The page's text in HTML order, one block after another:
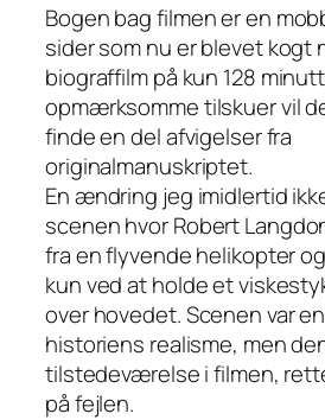
Bogen bag filmen er en
sider som nu er blevet kogt
biograffilm på kun 128
opmærksomme tilskuer vil
finde en del afvigelser fra
originalmanuskriptet.
En ændring jeg imidlertid
scenen hvor Robert
fra en flyvende helikopter
kun ved at holde et
over hovedet. Scenen var
historiens realisme, men
tilstedeværelse i filmen,
på fejlen.